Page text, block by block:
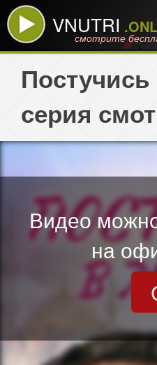
VNUTRI
смотрите
серия
Видео
на